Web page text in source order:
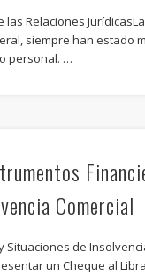
Relaciones
siempre han estado
personal. …
Comercial
de
un Cheque al